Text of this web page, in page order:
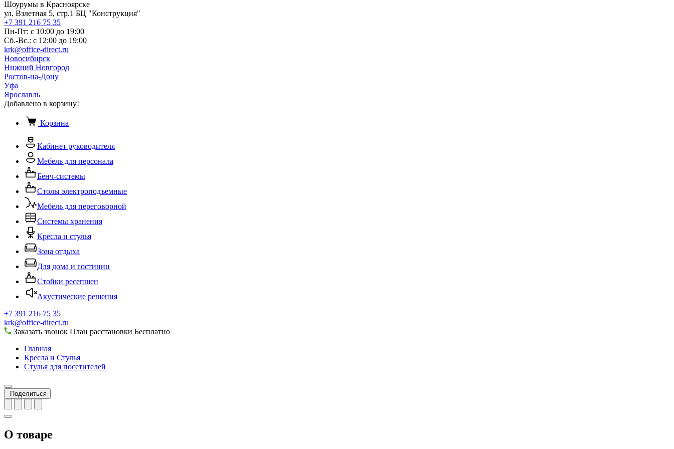
Шоурумы в Красноярске
ул. Взлетная 5, стр.1 БЦ "Конструкция"
+7 391 216 75 35
Пн-Пт: с 10:00 до 19:00
Сб.-Вс.: с 12:00 до 19:00
krk@office-direct.ru
Новосибирск
Нижний Новгород
Ростов-на-Дону
Уфа
Ярославль
Добавлено в корзину!
Корзина
Кабинет руководителя
Мебель для персонала
Бенч-системы
Столы электроподъемные
Мебель для переговорной
Системы хранения
Кресла и стулья
Зона отдыха
Для дома и гостиниц
Стойки ресепшен
Акустические решения
+7 391 216 75 35
krk@office-direct.ru
Заказать звонок План расстановки Бесплатно
Главная
Кресла и Стулья
Стулья для посетителей
Поделиться
О товаре